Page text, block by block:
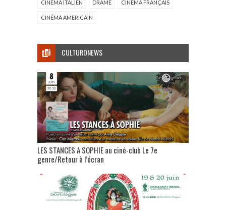
CINÉMA ITALIEN DRAME CINÉMA FRANÇAIS
CINÉMA AMERICAIN
CULTURONEWS
LES STANCES A SOPHIE au ciné-club Le 7e
genre/Retour à l’écran